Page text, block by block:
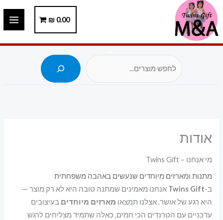
דילוג
לתוכן
0.00
₪
אודות
מי אנחנו – Twins Gift
מתנות ומארזים מיוחדים שנעשים באהבה משפחתית
ב-Twins Gift אנחנו מאמינים שמתנה טובה היא לא רק מוצר —
היא רגע של אושר. אצלנו תמצאו מארזים מיוחדים בעיצובים
עדכניים עם הטרנדים הכי חמים, כאלה שתמיד מצליחים לרגש